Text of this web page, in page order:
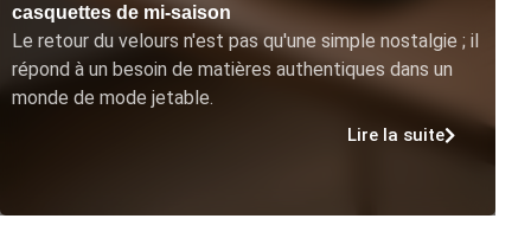
casquettes de mi-saison
Le retour du velours n'est pas qu'une simple nostalgie ; il
répond à un besoin de matières authentiques dans un
monde de mode jetable.
Lire la suite